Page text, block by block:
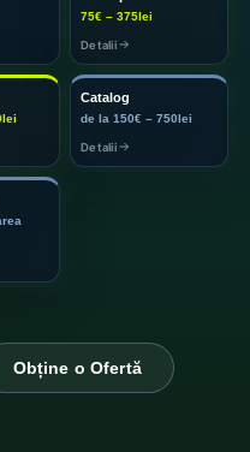
75€ – 375lei
Detalii
Catalog
de la 150€ – 750lei
Detalii
Obține o Ofertă